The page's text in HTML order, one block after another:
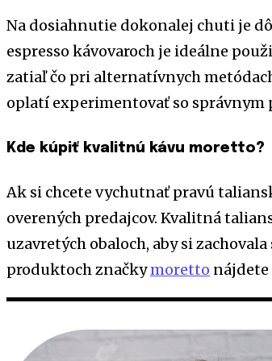
Na dosiahnutie dokonalej chuti je
espresso kávovaroch je ideálne
zatiaľ čo pri alternatívnych
oplatí experimentovať so správnym
Kde kúpiť kvalitnú kávu moretto?
Ak si chcete vychutnať pravú
overených predajcov. Kvalitná
uzavretých obaloch, aby si
produktoch značkymoretto